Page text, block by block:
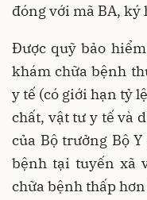
đóng với mã BA, ký
Được quỹ bảo
khám chữa bệnh
y tế (có giới hạn tỷ
chất, vật tư y tế và
của Bộ trưởng Bộ
bệnh tại tuyến xã
chữa bệnh thấp